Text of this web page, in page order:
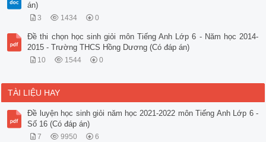
án)
3 1434 0
Đề thi chọn học sinh giỏi môn Tiếng Anh Lớp 6 - Năm học 2014-
2015 - Trường THCS Hồng Dương (Có đáp án)
10 1544 0
TÀI LIỆU HAY
Đề luyện học sinh giỏi năm học 2021-2022 môn Tiếng Anh Lớp 6 -
Số 16 (Có đáp án)
7 9950 6